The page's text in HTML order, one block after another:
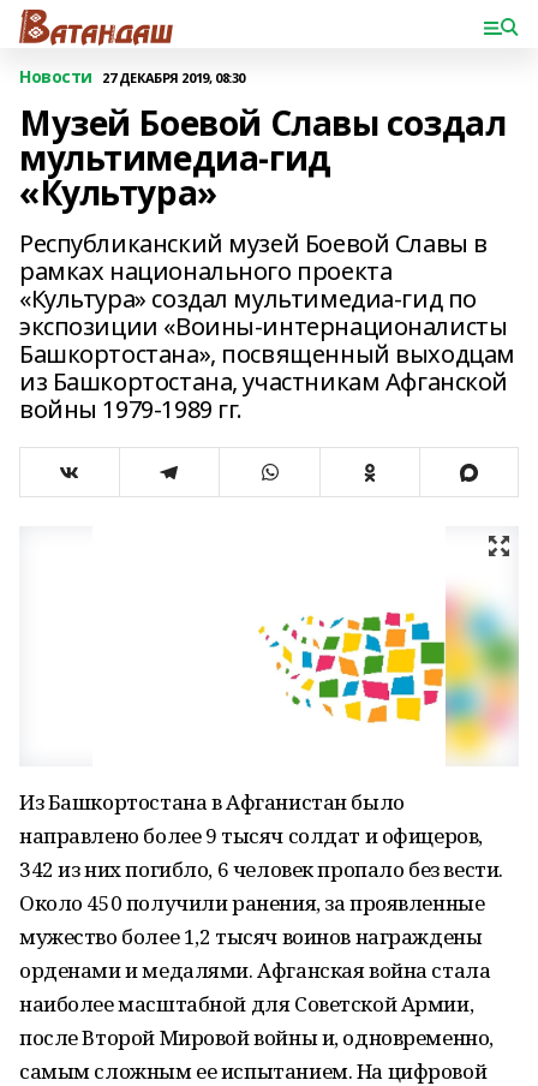
Новости 27 ДЕКАБРЯ 2019, 08:30
Музей Боевой Славы создал
мультимедиа-гид
«Культура»
Республиканский музей Боевой Славы в
рамках национального проекта
«Культура» создал мультимедиа-гид по
экспозиции «Воины-интернационалисты
Башкортостана», посвященный выходцам
из Башкортостана, участникам Афганской
войны 1979-1989 гг.
Из Башкортостана в Афганистан было
направлено более 9 тысяч солдат и офицеров,
342 из них погибло, 6 человек пропало без вести.
Около 450 получили ранения, за проявленные
мужество более 1,2 тысяч воинов награждены
орденами и медалями. Афганская война стала
наиболее масштабной для Советской Армии,
после Второй Мировой войны и, одновременно,
самым сложным ее испытанием. На цифровой